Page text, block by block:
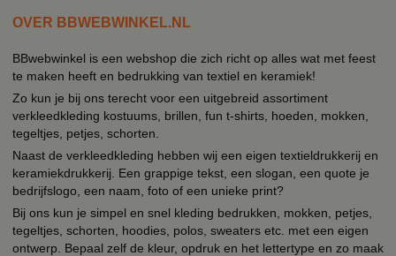
OVER BBWEBWINKEL.NL
BBwebwinkel is een webshop die zich richt op alles wat met feest
te maken heeft en bedrukking van textiel en keramiek!
Zo kun je bij ons terecht voor een uitgebreid assortiment
verkleedkleding kostuums, brillen, fun t-shirts, hoeden, mokken,
tegeltjes, petjes, schorten.
Naast de verkleedkleding hebben wij een eigen textieldrukkerij en
keramiekdrukkerij. Een grappige tekst, een slogan, een quote je
bedrijfslogo, een naam, foto of een unieke print?
Bij ons kun je simpel en snel kleding bedrukken, mokken, petjes,
tegeltjes, schorten, hoodies, polos, sweaters etc. met een eigen
ontwerp. Bepaal zelf de kleur, opdruk en het lettertype en zo maak